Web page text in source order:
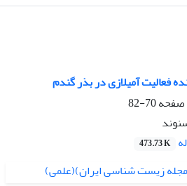
فعالیت آمیلازی در بذر گندم
70-82
473.73 K